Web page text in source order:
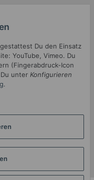
Du den Einsatz
YouTube, Vimeo. Du
(Fingerabdruck-Icon
unter Konfigurieren
.